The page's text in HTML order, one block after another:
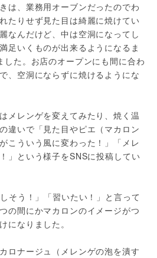
は、業務用オーブンだったのでわ
たりせず見た目は綺麗に焼けてい
なんだけど、中は空洞になってし
足いくものが出来るようになるま
した。お店のオープンにも間に合わ
、空洞にならずに焼けるようにな
メレンゲを変えてみたり、焼く温
違いで「見た目やピエ（マカロン
こういう風に変わった！」「メレ
」という様子をSNSに投稿してい
そう！」「習いたい！」と言って
の間にかマカロンのイメージがつ
になりました。
ロナージュ（メレンゲの泡を潰す